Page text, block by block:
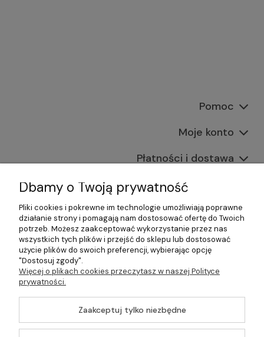
Pomoc
Moje konto
Płatności i dostawa
Informacje
O nas
©2026 Wszelkie Prawa Zastrzeżone | Gastrosklep |
Wyposażenie gastronomii, restauracji oraz barów
Szablon Master byEcommercy
Dbamy o Twoją prywatność
Pliki cookies i pokrewne im technologie umożliwiają poprawne
działanie strony i pomagają nam dostosować ofertę do Twoich
potrzeb. Możesz zaakceptować wykorzystanie przez nas
wszystkich tych plików i przejść do sklepu lub dostosować
użycie plików do swoich preferencji, wybierając opcję
"Dostosuj zgody".
Więcej o plikach cookies przeczytasz w naszej Polityce
prywatności.
Zaakceptuj tylko niezbędne